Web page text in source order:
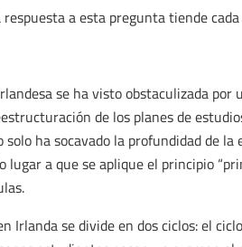
a esta pregunta tiende
se ha visto obstaculizada
de los planes de
ha socavado la profundidad de
lugar a que se aplique el principio
Irlanda se divide en dos ciclos: el